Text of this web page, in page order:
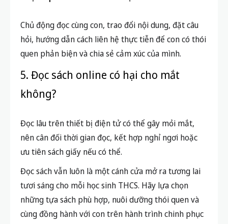
3. Cho học sinh đọc truyện tranh có
tốt không?
Truyện tranh hoặc sách tranh vẫn mang lại lợi ích
nếu có nội dung giáo dục, giúp giải trí, tăng khả
với sách chữ.
4. Làm sao để phụ huynh đồng hành
hiệu quả với con khi đọc sách?
Chủ động đọc cùng con, trao đổi nội dung, đặt câu
hỏi, hướng dẫn cách liên hệ thực tiễn để con có thói
quen phản biện và chia sẻ cảm xúc của mình.